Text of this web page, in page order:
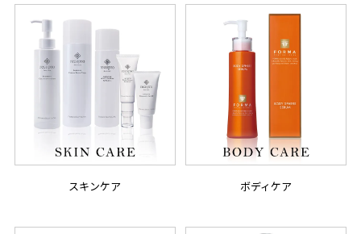
スキンケア ボディケア